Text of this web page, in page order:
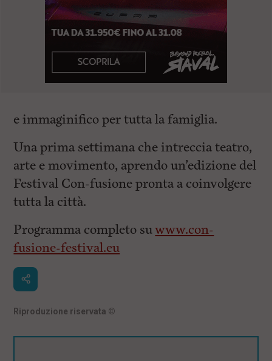
e immaginifico per tutta la famiglia.
Una prima settimana che intreccia teatro,
arte e movimento, aprendo un’edizione del
Festival Con-fusione pronta a coinvolgere
tutta la città.
Programma completo suwww.con-
fusione-festival.eu
Riproduzione riservata ©